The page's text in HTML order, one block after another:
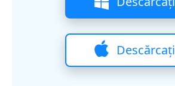
Descărcați